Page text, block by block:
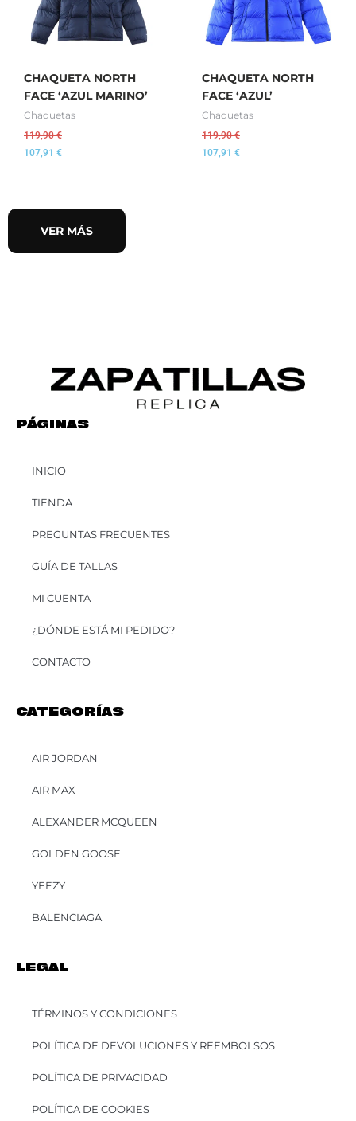
CHAQUETA NORTH
FACE ‘AZUL MARINO’
Chaquetas
119,90€
107,91 €
CHAQUETA NORTH
FACE ‘AZUL’
Chaquetas
119,90€
107,91 €
VER MÁS
PÁGINAS
INICIO
TIENDA
PREGUNTAS FRECUENTES
GUÍA DE TALLAS
MI CUENTA
¿DÓNDE ESTÁ MI PEDIDO?
CONTACTO
CATEGORÍAS
AIR JORDAN
AIR MAX
ALEXANDER MCQUEEN
GOLDEN GOOSE
YEEZY
BALENCIAGA
LEGAL
TÉRMINOS Y CONDICIONES
POLÍTICA DE DEVOLUCIONES Y REEMBOLSOS
POLÍTICA DE PRIVACIDAD
POLÍTICA DE COOKIES